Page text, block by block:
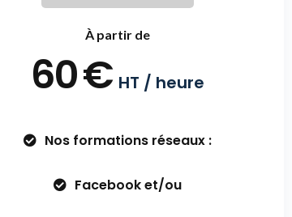
À partir de
60€ HT / heure
Nos formations réseaux :
Facebook et/ou